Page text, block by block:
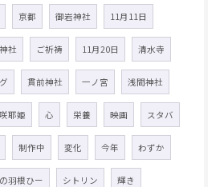
京都 御岩神社 11月11日
社 ご祈祷 11月20日 清水寺
貫前神社 一ノ宮 浅間神社
耶姫 心 栄養 映画 スタバ
制作中 変化 今年 わずか
羽根ひー シトリン 輝き